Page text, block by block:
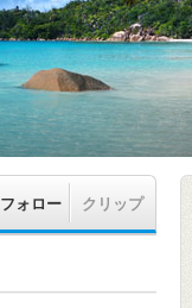
フォロー クリップ